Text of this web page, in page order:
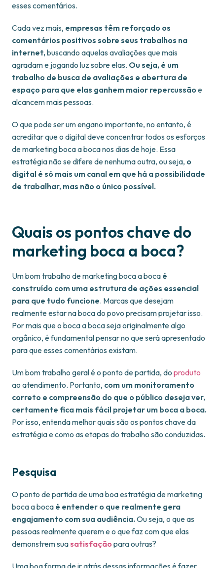
esses comentários.
Cada vez mais, empresas têm reforçado os
comentários positivos sobre seus trabalhos na
internet, buscando aquelas avaliações que mais
agradam e jogando luz sobre elas. Ou seja, é um
trabalho de busca de avaliações e abertura de
espaço para que elas ganhem maior repercussão e
alcancem mais pessoas.
O que pode ser um engano importante, no entanto, é
acreditar que o digital deve concentrar todos os esforços
de marketing boca a boca nos dias de hoje. Essa
estratégia não se difere de nenhuma outra, ou seja, o
digital é só mais um canal em que há a possibilidade
de trabalhar, mas não o único possível.
Quais os pontos chave do
marketing boca a boca?
Um bom trabalho de marketing boca a boca é
construído com uma estrutura de ações essencial
para que tudo funcione. Marcas que desejam
realmente estar na boca do povo precisam projetar isso.
Por mais que o boca a boca seja originalmente algo
orgânico, é fundamental pensar no que será apresentado
para que esses comentários existam.
Um bom trabalho geral é o ponto de partida, do produto
ao atendimento. Portanto, com um monitoramento
correto e compreensão do que o público deseja ver,
certamente fica mais fácil projetar um boca a boca.
Por isso, entenda melhor quais são os pontos chave da
estratégia e como as etapas do trabalho são conduzidas.
Pesquisa
O ponto de partida de uma boa estratégia de marketing
boca a boca é entender o que realmente gera
engajamento com sua audiência. Ou seja, o que as
pessoas realmente querem e o que faz com que elas
demonstrem suasatisfação para outras?